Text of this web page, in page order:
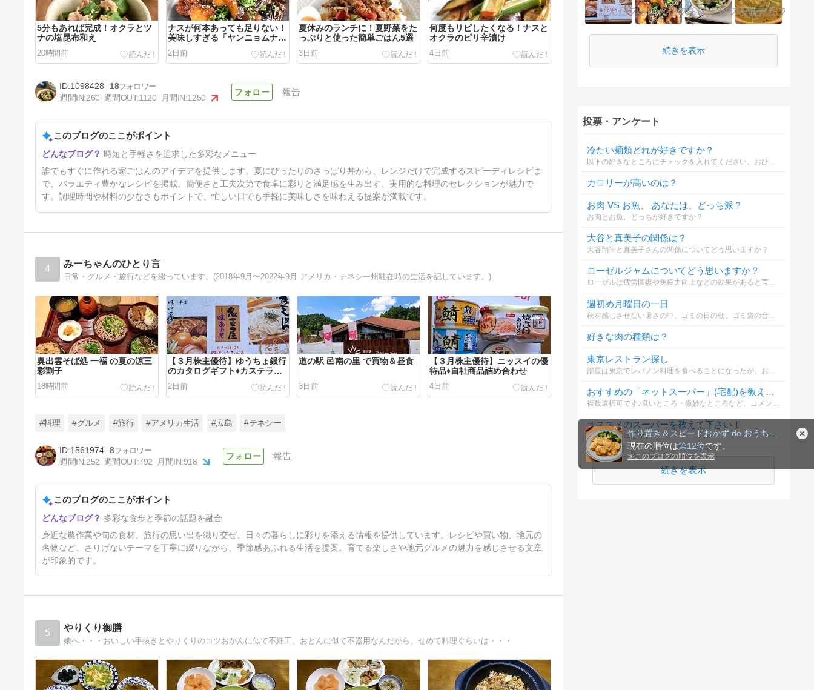
作り置き＆スピードおかず de おうちバル 〜yuu's s
現在の順位は第12位です。
≫ このブログの順位を表示
5分もあれば完成！オクラとツ
ナの塩昆布和え
20時間前
ナスが何本あっても足りない！
美味しすぎる「ヤンニョムナ
ス」
2日前
夏休みのランチに！夏野菜をた
っぷりと使った簡単ごはん5選
3日前
何度もリピしたくなる！ナスと
オクラのピリ辛漬け
4日前
フーディストノートの「缶詰と
冷凍フルーツで簡単♪手作りア
ました
5日前
1098428
18
週間IN:260 週間OUT:1120 月間IN:1250
報告
このブログのここがポイント
時短と手軽さを追求した多彩なメニュー
誰でもすぐに作れる家ごはんのアイデアを提供します。夏にぴったりのさっぱり丼から、レンジだけで完成するスピーディレシピま
で、バラエティ豊かなレシピを掲載。簡便さと工夫次第で食卓に彩りと満足感を生み出す、実用的な料理のセレクションが魅力で
す。調理時間や材料の少なさもポイントで、忙しい日でも手軽に美味しさを味わえる提案が満載です。
4 みーちゃんのひとり言
日常・グルメ・旅行などを綴っています。(2018年9月〜2022年9月 アメリカ・テネシー州駐在時の生活を記しています。)
奥出雲そば処 一福 の夏の涼三
彩割子
18時間前
【３月株主優待】ゆうちょ銀行
のカタログギフト♦カステラ＆
きしめん・味噌煮込みうどんセ
ット
2日前
道の駅 邑南の里 で買物＆昼食
3日前
【３月株主優待】ニッスイの優
待品♦自社商品詰め合わせ
4日前
からあげ弁当
5日前
#料理 #グルメ #旅行 #アメリカ生活 #広島 #テネシー
1561974 8
週間IN:252 週間OUT:792 月間IN:918
報告
このブログのここがポイント
多彩な食歩と季節の話題を融合
身近な農作業や旬の食材、旅行の思い出を織り交ぜ、日々の暮らしに彩りを添える情報を提供しています。レシピや買い物、地元の
名物など、さりげないテーマを丁寧に綴りながら、季節感あふれる生活を提案。育てる楽しさや地元グルメの魅力を感じさせる文章
が印象的です。
5 やりくり御膳
娘へ・・・おいしい手抜きとやりくりのコツおかんに似て不細工、おとんに似て不器用なんだから、せめて料理ぐらいは・・・
続きを表示
投票・アンケート
冷たい麺類どれが好きですか？
カロリーが高いのは？
お肉 VS お魚、 あなたは、どっち派？
お肉とお魚、どっちが好きですか？
大谷と真美子の関係は？
大谷翔平と真美子さんの関係についてどう思いますか？
ローゼルジャムについてどう思いますか？
ローゼルは疲労回復や免疫力向上などの効果があると言われています。あなたはローゼルジャムに興味がありますか？
週初め月曜日の一日
好きな肉の種類は？
東京レストラン探し
部長は東京でレバノン料理を食べることになったが、お店をどうやって見つけたか
おすすめの「ネットスーパー」(宅配)を教えてください！
複数選択可です♪良いところ・微妙なところなど、コメント頂けたら嬉しいです。
オススメのスーパーを教えて下さい！
複数選択可能です♪
続きを表示